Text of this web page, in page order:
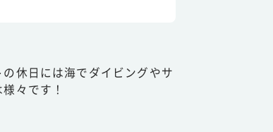
休日には海でダイビングやサ
々です！